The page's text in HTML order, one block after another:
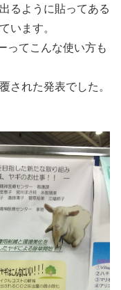
るように貼ってある
います。
ってこんな使い方も
された発表でした。